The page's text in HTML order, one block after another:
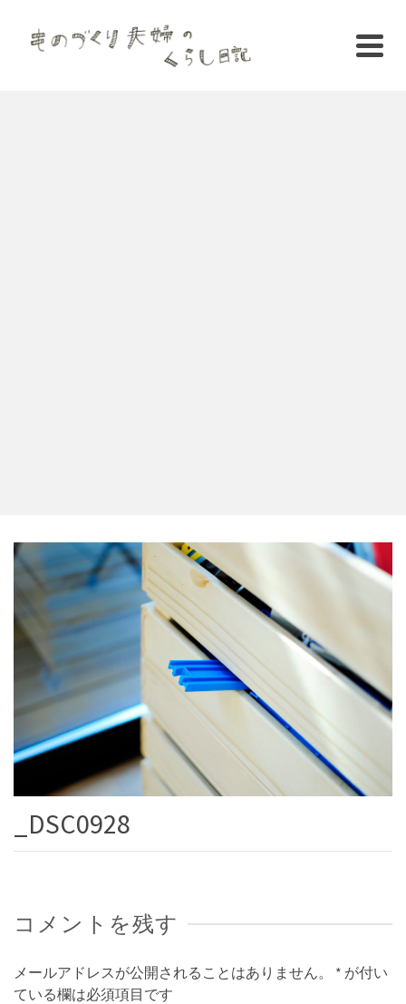
_DSC0928
コメントを残す
メールアドレスが公開されることはありません。 * が付い
ている欄は必須項目です